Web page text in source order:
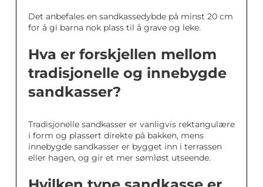
Det anbefales en sandkassedybde på minst 20 cm
for å gi barna nok plass til å grave og leke.
Hva er forskjellen mellom
tradisjonelle og innebygde
sandkasser?
Tradisjonelle sandkasser er vanligvis rektangulære
i form og plassert direkte på bakken, mens
innebygde sandkasser er bygget inn i terrassen
eller hagen, og gir et mer sømløst utseende.